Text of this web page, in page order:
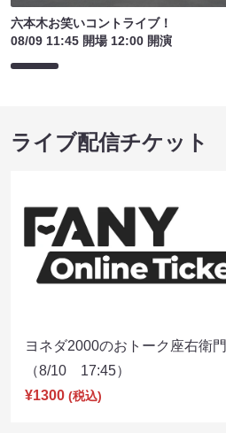
六本木お笑いコントライブ！
08/09 11:45 開場 12:00 開演
ライブ配信チケット
ヨネダ2000のおトーク座右衛門
（8/10 17:45）
¥1300 (税込)